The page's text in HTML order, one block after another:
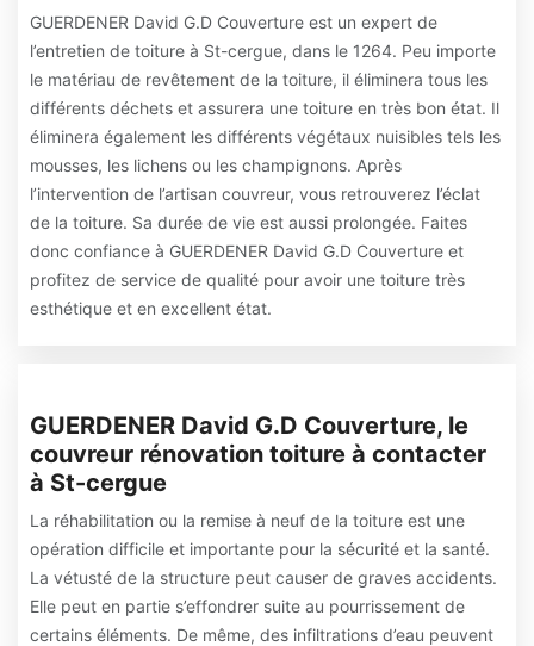
GUERDENER David G.D Couverture est un expert de
l’entretien de toiture à St-cergue, dans le 1264. Peu importe
le matériau de revêtement de la toiture, il éliminera tous les
différents déchets et assurera une toiture en très bon état. Il
éliminera également les différents végétaux nuisibles tels les
mousses, les lichens ou les champignons. Après
l’intervention de l’artisan couvreur, vous retrouverez l’éclat
de la toiture. Sa durée de vie est aussi prolongée. Faites
donc confiance à GUERDENER David G.D Couverture et
profitez de service de qualité pour avoir une toiture très
esthétique et en excellent état.
GUERDENER David G.D Couverture, le
couvreur rénovation toiture à contacter
à St-cergue
La réhabilitation ou la remise à neuf de la toiture est une
opération difficile et importante pour la sécurité et la santé.
La vétusté de la structure peut causer de graves accidents.
Elle peut en partie s’effondrer suite au pourrissement de
certains éléments. De même, des infiltrations d’eau peuvent